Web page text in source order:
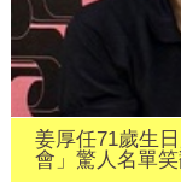
姜厚任71歲生
會」驚人名單